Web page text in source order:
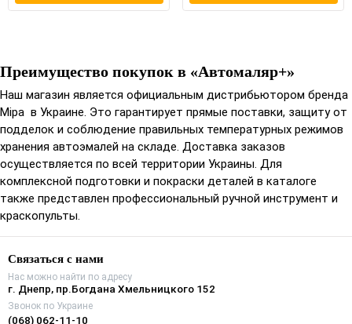
Преимущество покупок в «Автомаляр+»
Наш магазин является официальным дистрибьютором бренда
Mipa в Украине. Это гарантирует прямые поставки, защиту от
подделок и соблюдение правильных температурных режимов
хранения автоэмалей на складе. Доставка заказов
осуществляется по всей территории Украины. Для
комплексной подготовки и покраски деталей в каталоге
также представлен профессиональный ручной инструмент и
краскопульты.
Связаться с нами
Нас можно найти по адресу
г. Днепр, пр.Богдана Хмельницкого 152
Звонок по Украине
(068) 062-11-10